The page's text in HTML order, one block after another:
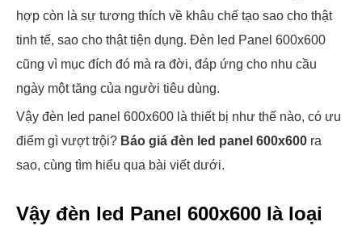
hợp còn là sự tương thích về khâu chế tạo sao cho thật
tinh tế, sao cho thật tiện dụng. Đèn led Panel 600x600
cũng vì mục đích đó mà ra đời, đáp ứng cho nhu cầu
ngày một tăng của người tiêu dùng.
Vậy đèn led panel 600x600 là thiết bị như thế nào, có ưu
điểm gì vượt trội? Báo giá đèn led panel 600x600 ra
sao, cùng tìm hiểu qua bài viết dưới.
Vậy đèn led Panel 600x600 là loại